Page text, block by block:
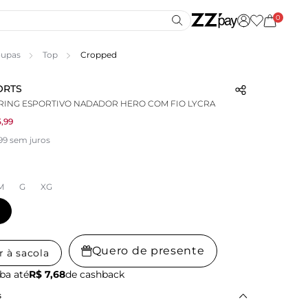
0
Top Cropped
ESPORTIVO NADADOR HERO COM FIO LYCRA
sem juros
G XG
à sacola Quero de presente
atéR$ 7,68de cashback